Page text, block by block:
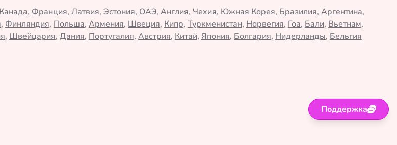
Канада, Франция, Латвия, Эстония, ОАЭ, Англия, Чехия, Южная Корея, Бразилия, Аргентина,
, Финляндия, Польша, Армения, Швеция, Кипр, Туркменистан, Норвегия, Гоа, Бали, Вьетнам,
, Швейцария, Дания, Португалия, Австрия, Китай, Япония, Болгария, Нидерланды, Бельгия
Поддержка